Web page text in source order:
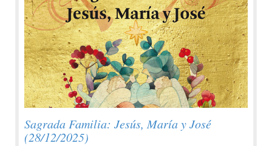
Sagrada Familia: Jesús, María y José
(28/12/2025)